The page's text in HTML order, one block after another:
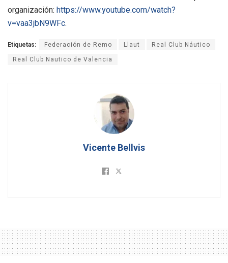
organización: https://www.youtube.com/watch?
v=vaa3jbN9WFc.
Etiquetas: Federación de Remo Llaut Real Club Náutico
Real Club Nautico de Valencia
Vicente Bellvis